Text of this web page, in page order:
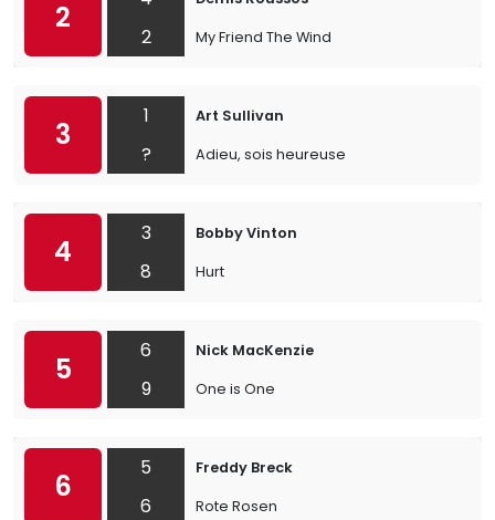
2
2
My Friend The Wind
3
1
?
Art Sullivan
Adieu, sois heureuse
4
3
8
Bobby Vinton
Hurt
5
6
9
Nick MacKenzie
One is One
6
5
6
Freddy Breck
Rote Rosen